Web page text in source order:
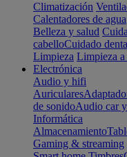
Climatización
Calentadores de agua
Belleza y salud
cabelloCuidado
Limpieza Limpieza
Electrónica
Audio y hifi
Auriculares
de sonidoAudio car
Informática
Almacenamiento
Gaming & streaming